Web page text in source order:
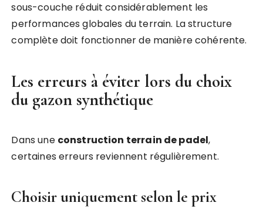
sous-couche réduit considérablement les
performances globales du terrain. La structure
complète doit fonctionner de manière cohérente.
Les erreurs à éviter lors du choix
du gazon synthétique
Dans une construction terrain de padel,
certaines erreurs reviennent régulièrement.
Choisir uniquement selon le prix